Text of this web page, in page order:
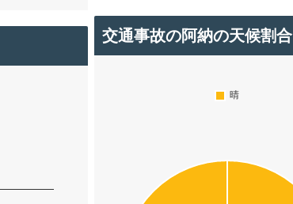
交通事故の阿納の天候割合